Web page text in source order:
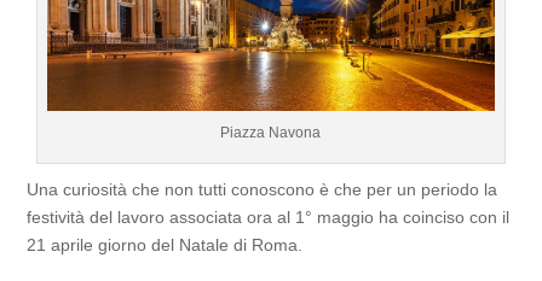
Piazza Navona
Una curiosità che non tutti conoscono è che per un periodo la
festività del lavoro associata ora al 1° maggio ha coinciso con il
21 aprile giorno del Natale di Roma.